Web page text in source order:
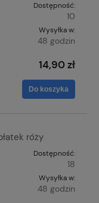
Dostępność:
10
Wysyłka w:
48 godzin
14,90 zł
Do koszyka
róży
Dostępność:
18
Wysyłka w:
48 godzin